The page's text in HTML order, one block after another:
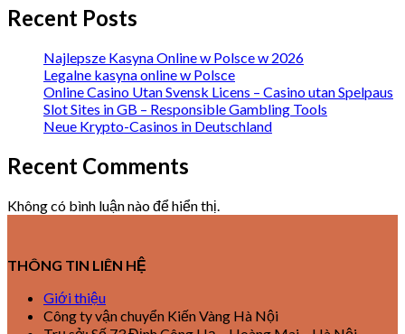
Recent Posts
Najlepsze Kasyna Online w Polsce w 2026
Legalne kasyna online w Polsce
Online Casino Utan Svensk Licens – Casino utan Spelpaus
Slot Sites in GB – Responsible Gambling Tools
Neue Krypto-Casinos in Deutschland
Recent Comments
Không có bình luận nào để hiển thị.
THÔNG TIN LIÊN HỆ
Giới thiệu
Công ty vận chuyển Kiến Vàng Hà Nội